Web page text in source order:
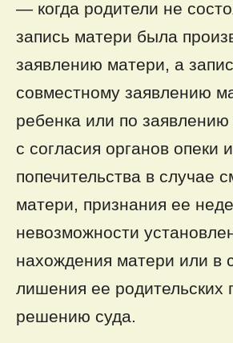
— когда родители не
запись матери была
заявлению матери, а
совместному заявлению
ребенка или по
с согласия органов опеки и
попечительства в случае
матери, признания ее
невозможности
нахождения матери или в
лишения ее родительских
решению суда.